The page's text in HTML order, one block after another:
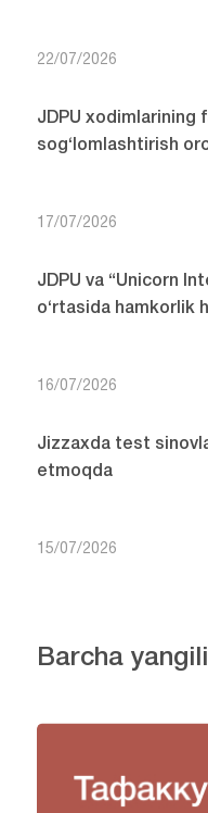
22/07/2026
JDPU xodimlarining
sog‘lomlashtirish
17/07/2026
JDPU va “Unicorn
o‘rtasida hamkorlik
16/07/2026
Jizzaxda test
etmoqda
15/07/2026
Barcha